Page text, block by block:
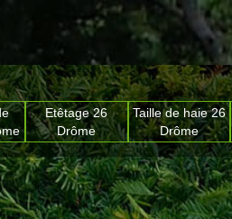
Etêtage 26
Drôme
Taille de haie 26
Drôme